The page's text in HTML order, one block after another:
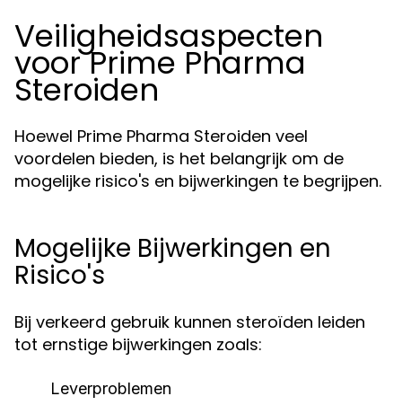
Veiligheidsaspecten
voor Prime Pharma
Steroiden
Hoewel Prime Pharma Steroiden veel
voordelen bieden, is het belangrijk om de
mogelijke risico's en bijwerkingen te begrijpen.
Mogelijke Bijwerkingen en
Risico's
Bij verkeerd gebruik kunnen steroïden leiden
tot ernstige bijwerkingen zoals:
Leverproblemen